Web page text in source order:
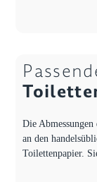
Die
an den
Toilettenpapier.